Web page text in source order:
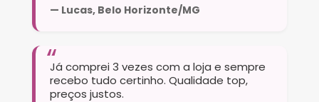
— Lucas, Belo Horizonte/MG
Já comprei 3 vezes com a loja e sempre
recebo tudo certinho. Qualidade top,
preços justos.